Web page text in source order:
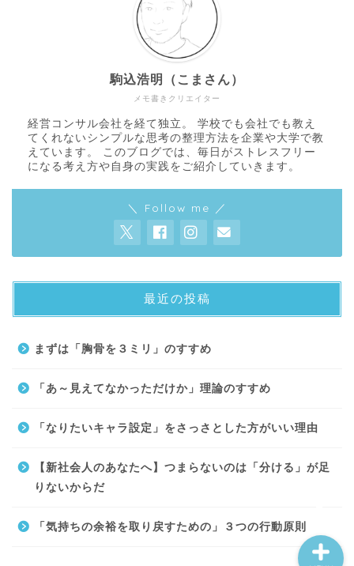
メモ書きクリエイター
駒込浩明（こまさん）
経営コンサル会社を経て独立。 学校でも会社でも教え
てくれないシンプルな思考の整理方法を企業や大学で教
えています。 このブログでは、毎日がストレスフリー
になる考え方や自身の実践をご紹介していきます。
＼ Follow me ／
最近の投稿
まずは「胸骨を３ミリ」のすすめ
「あ～見えてなかっただけか」理論のすすめ
「なりたいキャラ設定」をさっさとした方がいい理由
【新社会人のあなたへ】つまらないのは「分ける」が足
りないからだ
「気持ちの余裕を取り戻すための」３つの行動原則
サイトマップ
プライバシーポリシー